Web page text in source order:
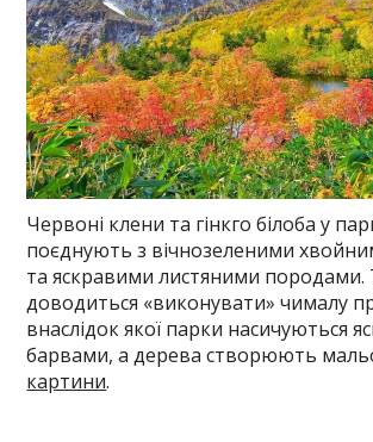
Червоні клени та гінкго білоба у
поєднують з вічнозеленими
та яскравими листяними породами.
доводиться «виконувати» чималу
внаслідок якої парки насичуються
барвами, а дерева створюють
картини.